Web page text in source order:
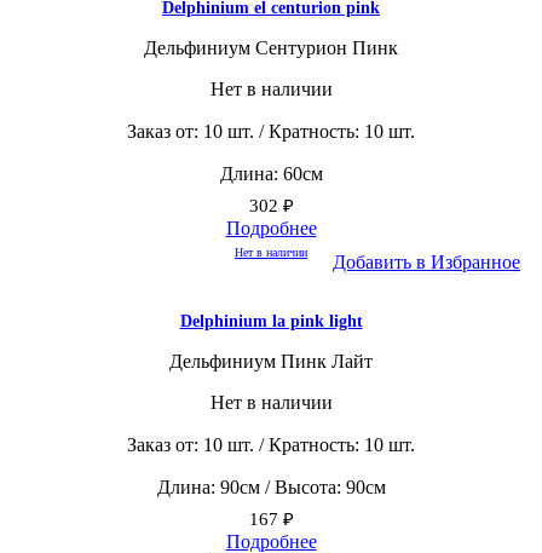
Delphinium el centurion pink
Дельфиниум Сентурион Пинк
Нет в наличии
Заказ от: 10 шт. / Кратность: 10 шт.
Длина: 60см
302 ₽
Подробнее
Нет в наличии Добавить в Избранное
Delphinium la pink light
Дельфиниум Пинк Лайт
Нет в наличии
Заказ от: 10 шт. / Кратность: 10 шт.
Длина: 90см / Высота: 90см
167 ₽
Подробнее